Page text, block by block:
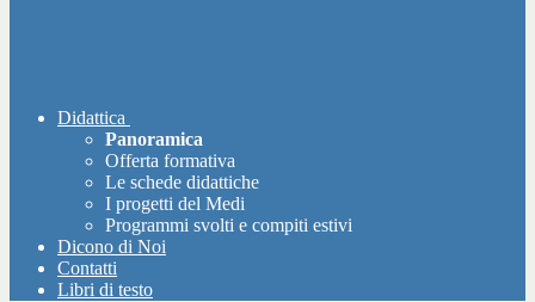
Didattica
Panoramica
Offerta formativa
Le schede didattiche
I progetti del Medi
Programmi svolti e compiti estivi
Dicono di Noi
Contatti
Libri di testo